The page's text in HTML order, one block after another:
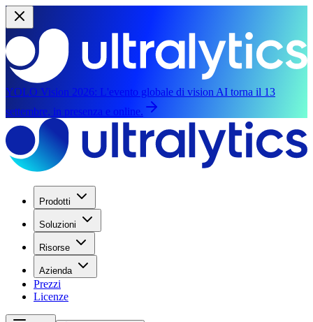
YOLO Vision 2026: L'evento globale di vision AI torna il 13
settembre, in presenza e online.
Prodotti
Soluzioni
Risorse
Azienda
Prezzi
Licenze